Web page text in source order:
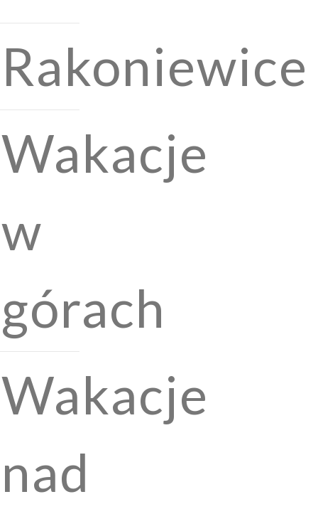
Rakoniewice
Wakacje
w
górach
Wakacje
nad